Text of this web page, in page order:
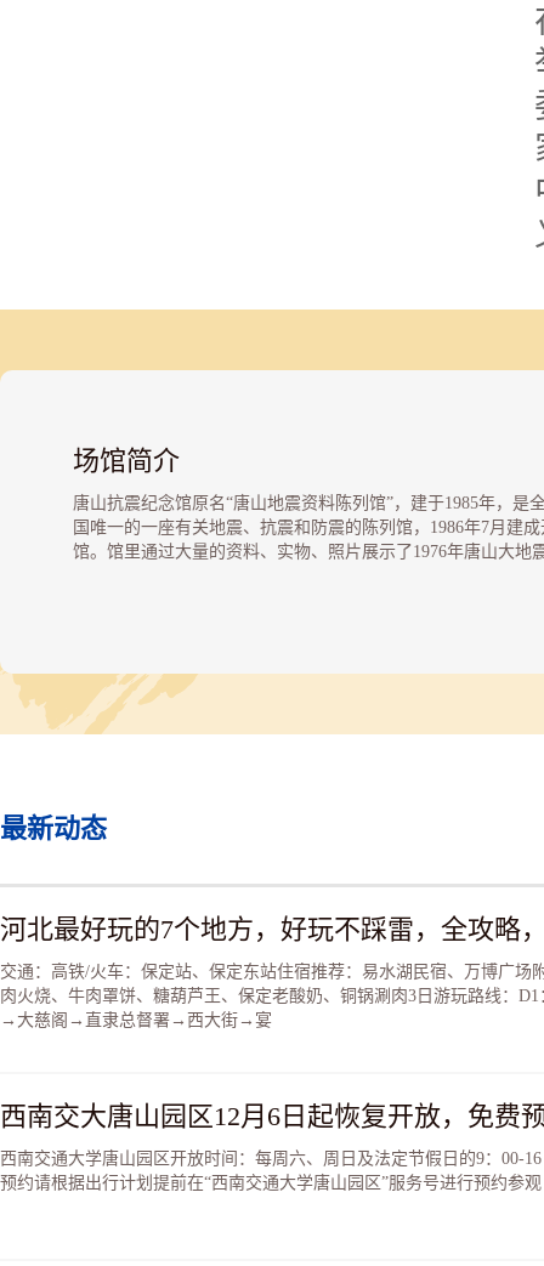
场馆简介
唐山抗震纪念馆原名“唐山地震资料陈列馆”，建于1985年，是
国唯一的一座有关地震、抗震和防震的陈列馆，1986年7月建成
馆。馆里通过大量的资料、实物、照片展示了1976年唐山大地
唐山抗震纪念馆位于唐山市区中心抗震纪念碑广场西侧，始建
1986年，原名为“唐山地震资料陈列馆”，建筑面积1488平方米
1996年，为纪念抗震救灾20周年，唐山市委、市政府对原馆进
览》。展览一共分为9部分。第一部分综合介绍了唐山的地理位
置、资源分布以及震后的发展情况。第二部分客观地反映了唐
山人民在党的领导和全国人民的支援下抗震救灾、重建家园的
雄壮举和伟大业绩。第三部分至第九部分展示了在地震废墟上
起的新唐山的风姿。
最新动态
交通：高铁/火车：保定站、保定东站住宿推荐：易水湖民宿、万博广场
肉火烧、牛肉罩饼、糖葫芦王、保定老酸奶、铜锅涮肉3日游玩路线：
→大慈阁→直隶总督署→西大街→宴
西南交大唐山园区12月6日起恢复开放，免费
西南交通大学唐山园区开放时间：每周六、周日及法定节假日的9：00-
预约请根据出行计划提前在“西南交通大学唐山园区”服务号进行预约参观